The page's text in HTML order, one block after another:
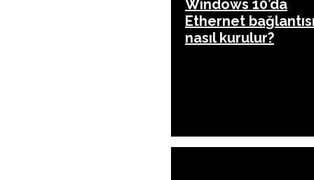
Windows 10’da
Ethernet
nasıl kurulur?